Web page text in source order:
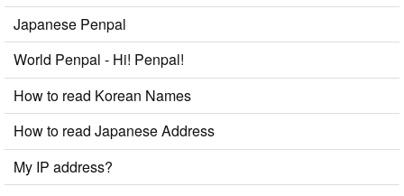
Japanese Penpal
World Penpal - Hi! Penpal!
How to read Korean Names
How to read Japanese Address
My IP address?